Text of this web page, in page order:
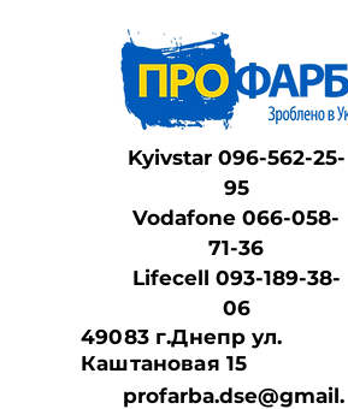
Kyivstar 096-562-25-
95
Vodafone 066-058-
71-36
Lifeсell 093-189-38-
06
49083 г.Днепр ул.
Каштановая 15
profarba.dse@gmail.